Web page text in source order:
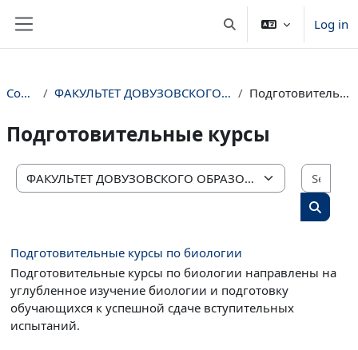
Toggle search inputLog in
Courses ФАКУЛЬТЕТ ДОВУЗОВСКОГО ОБРАЗОВАНИЯ Подготовительные курсы
Подготовительные курсы
Course categories
Search
Подготовительные курсы по биологии
Подготовительные курсы по биологии направлены на
углубленное изучение биологии и подготовку
обучающихся к успешной сдаче вступительных
испытаний.